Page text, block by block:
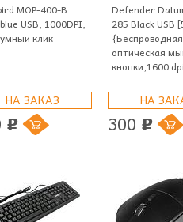
MOP-400-B
USB, 1000DPI,
клик
НА ЗАКАЗ
p
Defender
285 Black USB
{Беспроводная
оптическая
кнопки,1600
НА
300 p